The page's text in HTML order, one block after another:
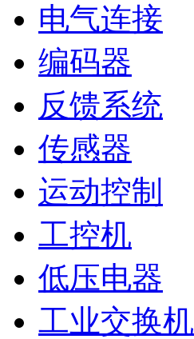
电气连接
编码器
反馈系统
传感器
运动控制
工控机
低压电器
工业交换机